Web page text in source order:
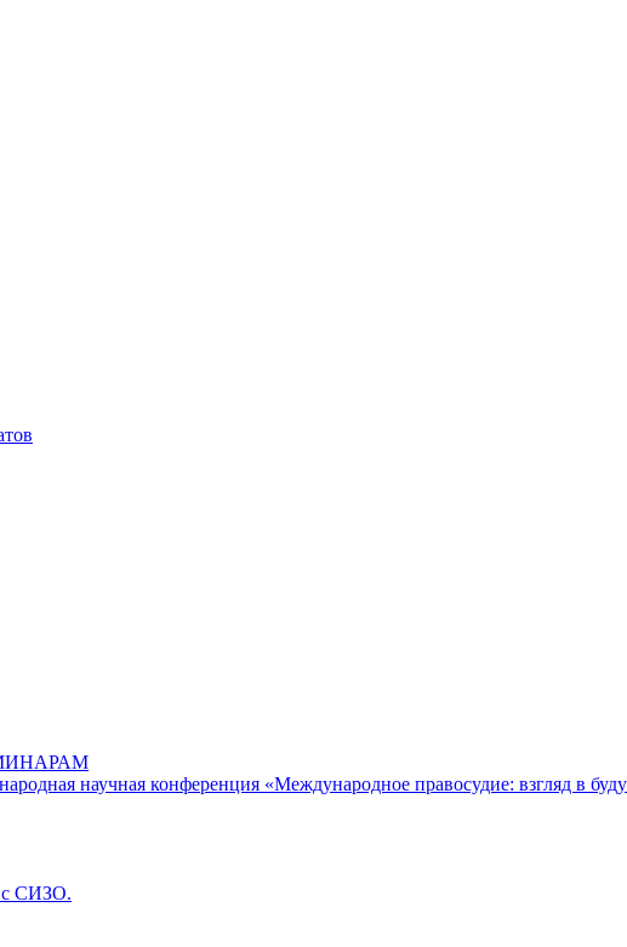
научная конференция «Международное правосудие: взгляд в
с СИЗО.